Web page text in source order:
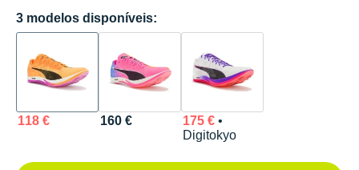
3 modelos disponíveis:
118 € 160 € 175 €•
Digitokyo